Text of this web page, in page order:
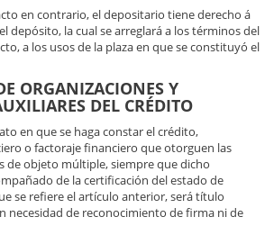
en contrario, el depositario tiene derecho á
depósito, la cual se arreglará a los términos del
a los usos de la plaza en que se constituyó el
ORGANIZACIONES Y
DEL CRÉDITO
en que se haga constar el crédito,
o factoraje financiero que otorguen las
de objeto múltiple, siempre que dicho
de la certificación del estado de
se refiere el artículo anterior, será título
necesidad de reconocimiento de firma ni de